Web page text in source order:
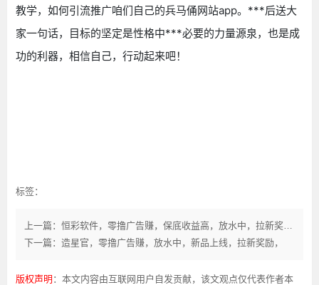
教学，如何引流推广咱们自己的兵马俑网站app。***后送大
家一句话，目标的坚定是性格中***必要的力量源泉，也是成
功的利器，相信自己，行动起来吧！
标签：
上一篇：恒彩软件，零撸广告赚，保底收益高，放水中，拉新奖励，
下一篇：造星官，零撸广告赚，放水中，新品上线，拉新奖励，
版权声明 ：本文内容由互联网用户自发贡献，该文观点仅代表作者本